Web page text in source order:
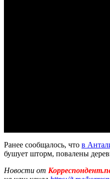
Ранее сообщалось, что в
бушует шторм, повалены
Новости от